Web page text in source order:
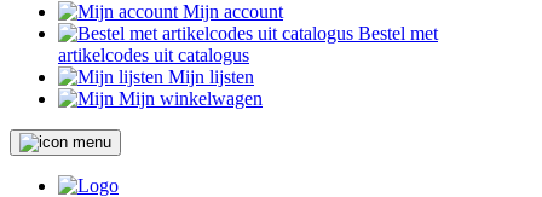
Mijn account
Bestel met
artikelcodes uit catalogus
Mijn lijsten
Mijn winkelwagen